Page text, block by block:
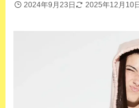
2024年9月23日 2025年12月10日